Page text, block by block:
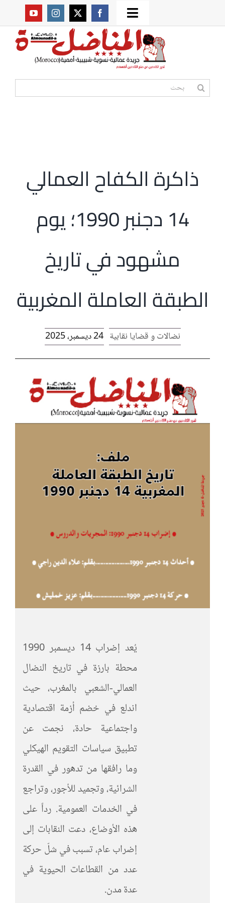
to
Toggle
Navigation
من نحن؟
افتتاحية موقع المناضل-ة
روابط
البحث
ذاكرة الكفاح العمالي
14 دجنبر 1990؛ يوم
مشهود في تاريخ
الطبقة العاملة المغربية
نضالات و قضايا نقابية 24 ديسمبر، 2025
يُعد إضراب 14 ديسمبر 1990
محطة بارزة في تاريخ النضال
العمالي-الشعبي بالمغرب، حيث
اندلع في خضم أزمة اقتصادية
واجتماعية حادة، نجمت عن
تطبيق سياسات التقويم الهيكلي
وما رافقها من تدهور في القدرة
الشرائية، وتجميد للأجور، وتراجع
في الخدمات العمومية. رداً على
هذه الأوضاع، دعت النقابات إلى
إضراب عام، تسبب في شلّ حركة
عدد من القطاعات الحيوية في
عدة مدن.